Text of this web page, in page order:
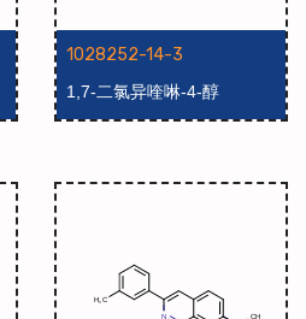
1028252-14-3
1,7-二氯异喹啉-4-醇